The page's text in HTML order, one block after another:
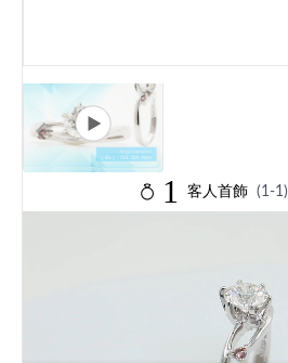
1 客人首飾 (1-1)